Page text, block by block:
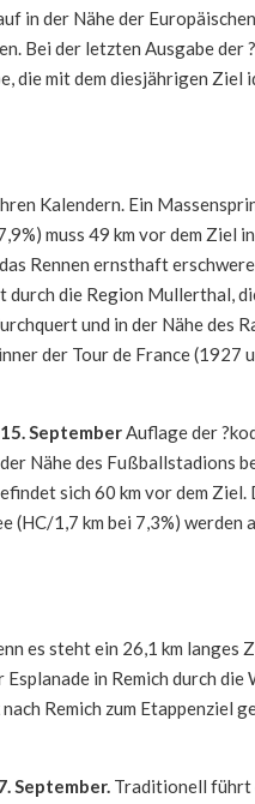
in der Nähe der
Bei der letzten Ausgabe der
die mit dem diesjährigen Ziel
Kalendern. Ein
muss 49 km vor dem Ziel
Rennen ernsthaft
durch die Region Mullerthal,
und in der Nähe des
der Tour de France (1927
SeptemberAuflage der
Nähe des Fußballstadions
sich 60 km vor dem
(HC/1,7 km bei 7,3%) werden
es steht ein 26,1 km langes
in Remich durch die
Remich zum Etappenziel
September. Traditionell führt